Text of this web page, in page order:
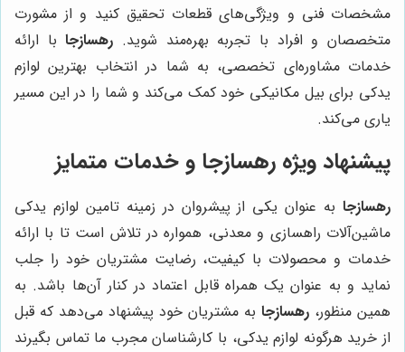
مشخصات فنی و ویژگی‌های قطعات تحقیق کنید و از مشورت
متخصصان و افراد با تجربه بهره‌مند شوید. رهسازجابا ارائه
خدمات مشاوره‌ای تخصصی، به شما در انتخاب بهترین لوازم
یدکی برای بیل مکانیکی خود کمک می‌کند و شما را در این مسیر
یاری می‌کند.
پیشنهاد ویژه رهسازجا و خدمات متمایز
رهسازجا به عنوان یکی از پیشروان در زمینه تامین لوازم یدکی
ماشین‌آلات راهسازی و معدنی، همواره در تلاش است تا با ارائه
خدمات و محصولات با کیفیت، رضایت مشتریان خود را جلب
نماید و به عنوان یک همراه قابل اعتماد در کنار آن‌ها باشد. به
همین منظور، رهسازجا به مشتریان خود پیشنهاد می‌دهد که قبل
از خرید هرگونه لوازم یدکی، با کارشناسان مجرب ما تماس بگیرند